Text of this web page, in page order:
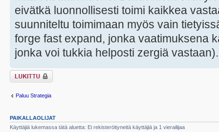
eivätkä luonnollisesti toimi kaikkea
suunniteltu toimimaan myös vain
forge fast expand, jonka vaatimuksena
jonka voi tukkia helposti zergiä vastaan).
Viestiketju on
lukittu
Paluu Strategia
PAIKALLAOLIJAT
Käyttäjiä lukemassa tätä aluetta: Ei rekisteröityneitä käyttäjiä ja 1 vierailijaa